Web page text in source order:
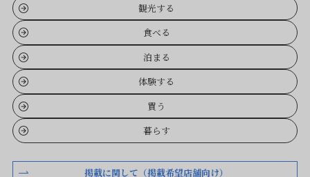
観光する
食べる
泊まる
体験する
買う
暮らす
掲載に関して（掲載希望店舗向け）